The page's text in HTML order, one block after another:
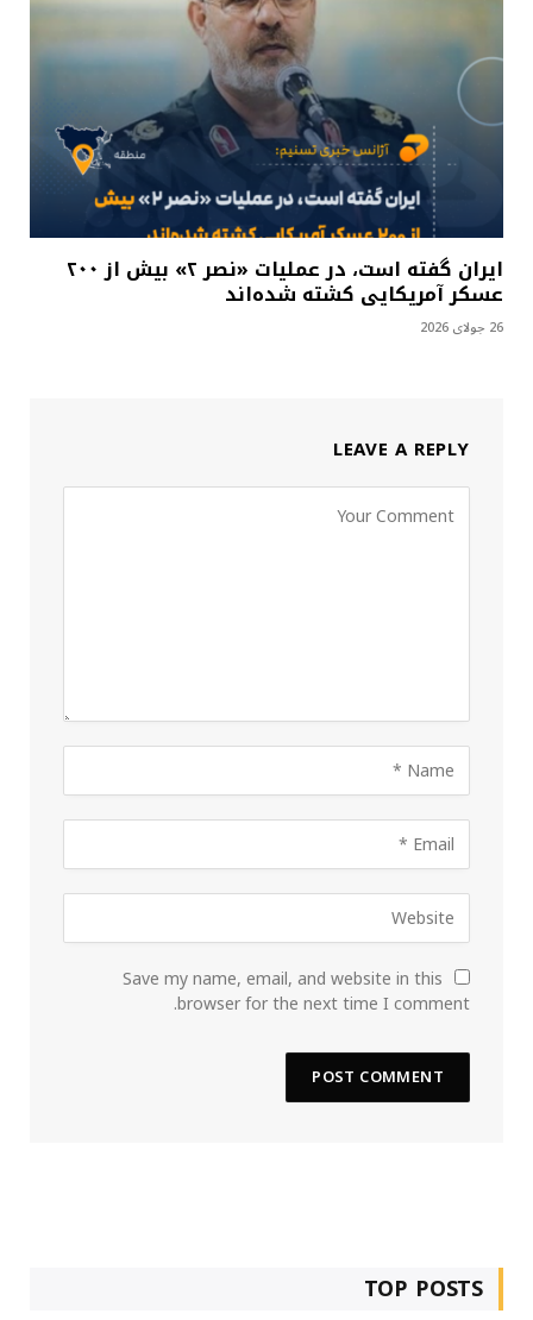
ایران گفته است، در عملیات «نصر ۲» بیش از ۲۰۰
عسکر آمریکایی کشته شده‌اند
26 جولای 2026
LEAVE A REPLY
Save my name, email, and website in this
browser for the next time I comment.
TOP POSTS